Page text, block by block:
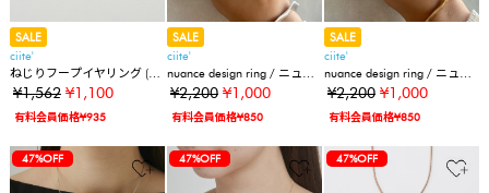
SALE
ciite'
ねじりフープイヤリング (両
耳用)
¥1,562 ¥1,100
有料会員価格¥935
SALE
ciite'
nuance design ring / ニュア
ンスデザインリング
¥2,200 ¥1,000
有料会員価格¥850
SALE
ciite'
nuance design ring / ニュア
ンスデザインリング
¥2,200 ¥1,000
有料会員価格¥850
47%OFF 47%OFF 47%OFF